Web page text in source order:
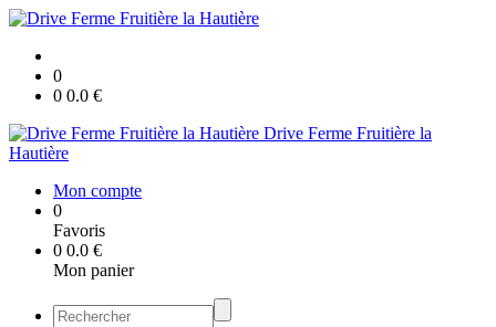
0
0 0.0 €
Drive Ferme Fruitière la
Hautière
Mon compte
0
Favoris
0 0.0 €
Mon panier